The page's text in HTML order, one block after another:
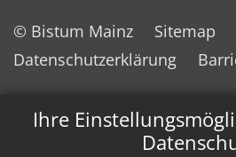
Ihre
© Bistum Mainz Sitemap
Datenschutzerklärung